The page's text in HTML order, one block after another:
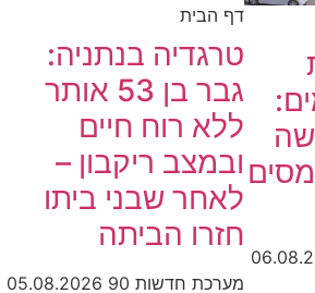
דף הבית
טרגדיה בנתניה:
גבר בן 53 אותר
ללא רוח חיים
ובמצב ריקבון –
לאחר שבני ביתו
חזרו הביתה
מערכת חדשות 90
05.08.2026